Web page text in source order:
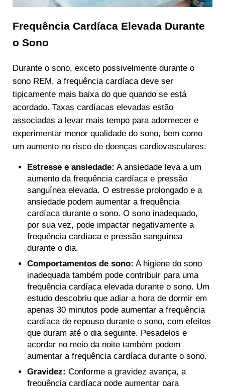
Frequência Cardíaca Elevada Durante
o Sono
Durante o sono, exceto possivelmente durante o
sono REM, a frequência cardíaca deve ser
tipicamente mais baixa do que quando se está
acordado. Taxas cardíacas elevadas estão
associadas a levar mais tempo para adormecer e
experimentar menor qualidade do sono, bem como
um aumento no risco de doenças cardiovasculares.
Estresse e ansiedade: A ansiedade leva a um
aumento da frequência cardíaca e pressão
sanguínea elevada. O estresse prolongado e a
ansiedade podem aumentar a frequência
cardíaca durante o sono. O sono inadequado,
por sua vez, pode impactar negativamente a
frequência cardíaca e pressão sanguínea
durante o dia.
Comportamentos de sono: A higiene do sono
inadequada também pode contribuir para uma
frequência cardíaca elevada durante o sono. Um
estudo descobriu que adiar a hora de dormir em
apenas 30 minutos pode aumentar a frequência
cardíaca de repouso durante o sono, com efeitos
que duram até o dia seguinte. Pesadelos e
acordar no meio da noite também podem
aumentar a frequência cardíaca durante o sono.
Gravidez: Conforme a gravidez avança, a
frequência cardíaca pode aumentar para